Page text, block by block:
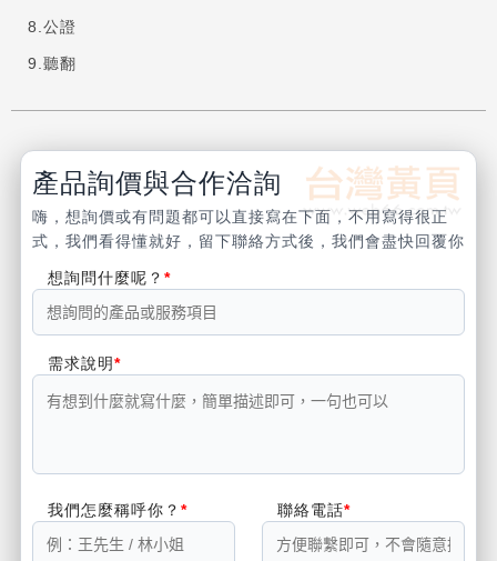
公證
聽翻
產品詢價與合作洽詢
嗨，想詢價或有問題都可以直接寫在下面，不用寫得很正
式，我們看得懂就好，留下聯絡方式後，我們會盡快回覆你
想詢問什麼呢？
需求說明
我們怎麼稱呼你？ 聯絡電話